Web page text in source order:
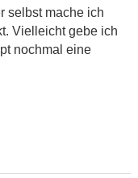
selbst mache ich
Vielleicht gebe ich
nochmal eine